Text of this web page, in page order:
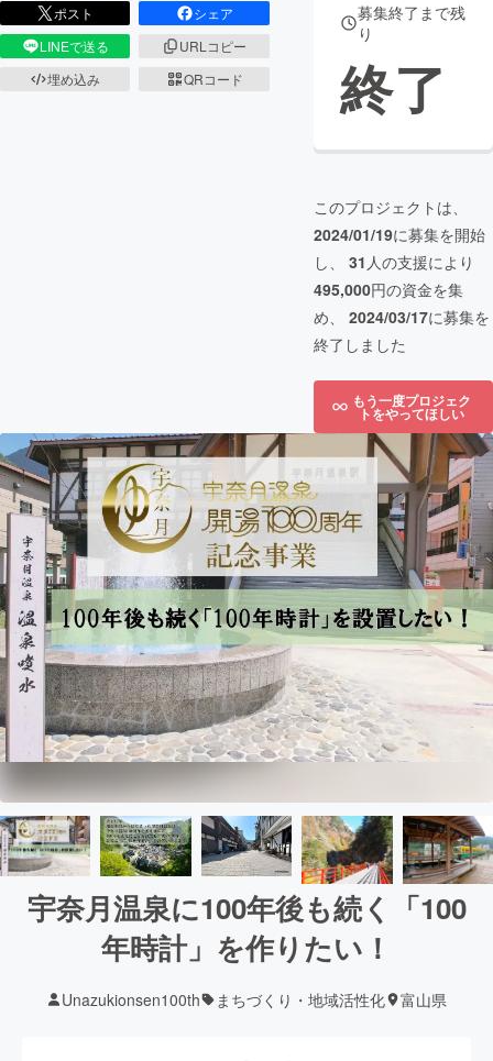
ポスト
シェア
LINEで送る
URLコピー
埋め込み
QRコード
募集終了まで残
り
終了
このプロジェクトは、
2024/01/19に募集を開始
し、 31 人の支援により
495,000円の資金を集
め、 2024/03/17に募集を
終了しました
もう一度プロジェク
トをやってほしい
宇奈月温泉に100年後も続く「100
年時計」を作りたい！
Unazukionsen100th まちづくり・地域活性化 富山県